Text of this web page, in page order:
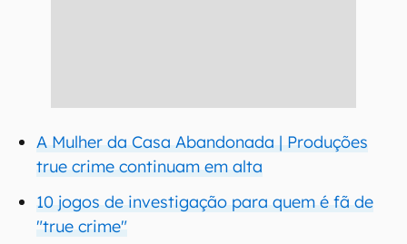
A Mulher da Casa Abandonada | Produções
true crime continuam em alta
10 jogos de investigação para quem é fã de
"true crime"